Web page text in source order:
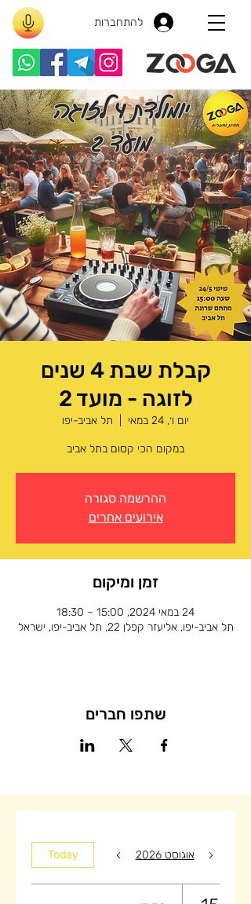
להתחברות
קבלת שבת 4 שנים
לזוגה - מועד 2
יום ו׳, 24 במאי תל אביב-יפו
במקום הכי קסום בתל אביב
ההרשמה סגורה
אירועים אחרים
זמן ומיקום
24 במאי 2024, 15:00 – 18:30
תל אביב-יפו, אליעזר קפלן 22, תל אביב-יפו, ישראל
שתפו חברים
אוגוסט 2026 Today